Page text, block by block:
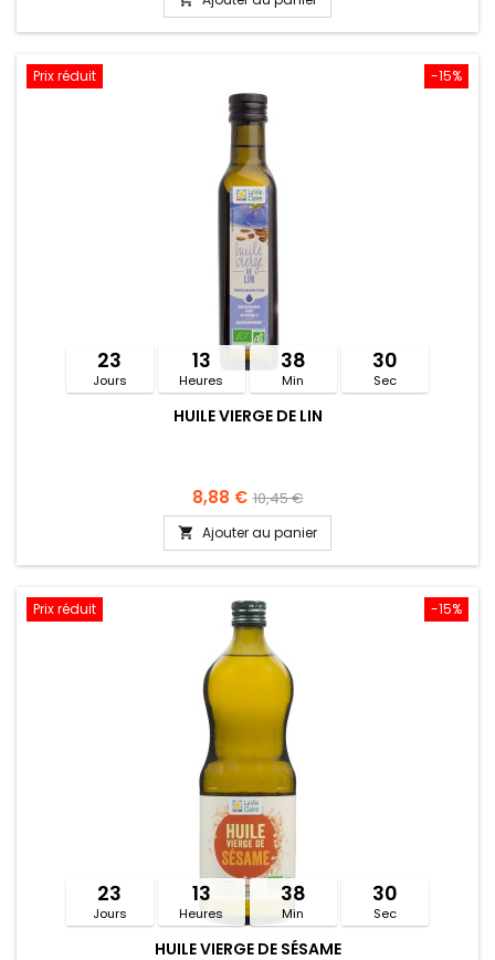
-15%
Prix réduit
23
Jours
13
Heures
38
Min
30
Sec
HUILE VIERGE DE LIN
8,88 € 10,45 €
 Ajouter au panier
-15%
Prix réduit
23
Jours
13
Heures
38
Min
30
Sec
HUILE VIERGE DE SÉSAME